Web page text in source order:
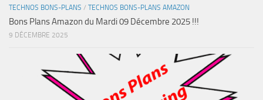
TECHNOS BONS-PLANS / TECHNOS BONS-PLANS AMAZON
Bons Plans Amazon du Mardi 09 Décembre 2025 !!!
9 DÉCEMBRE 2025